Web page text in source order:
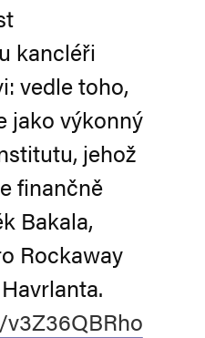
kancléři
vedle toho,
jako výkonný
jehož
finančně
Bakala,
Rockaway